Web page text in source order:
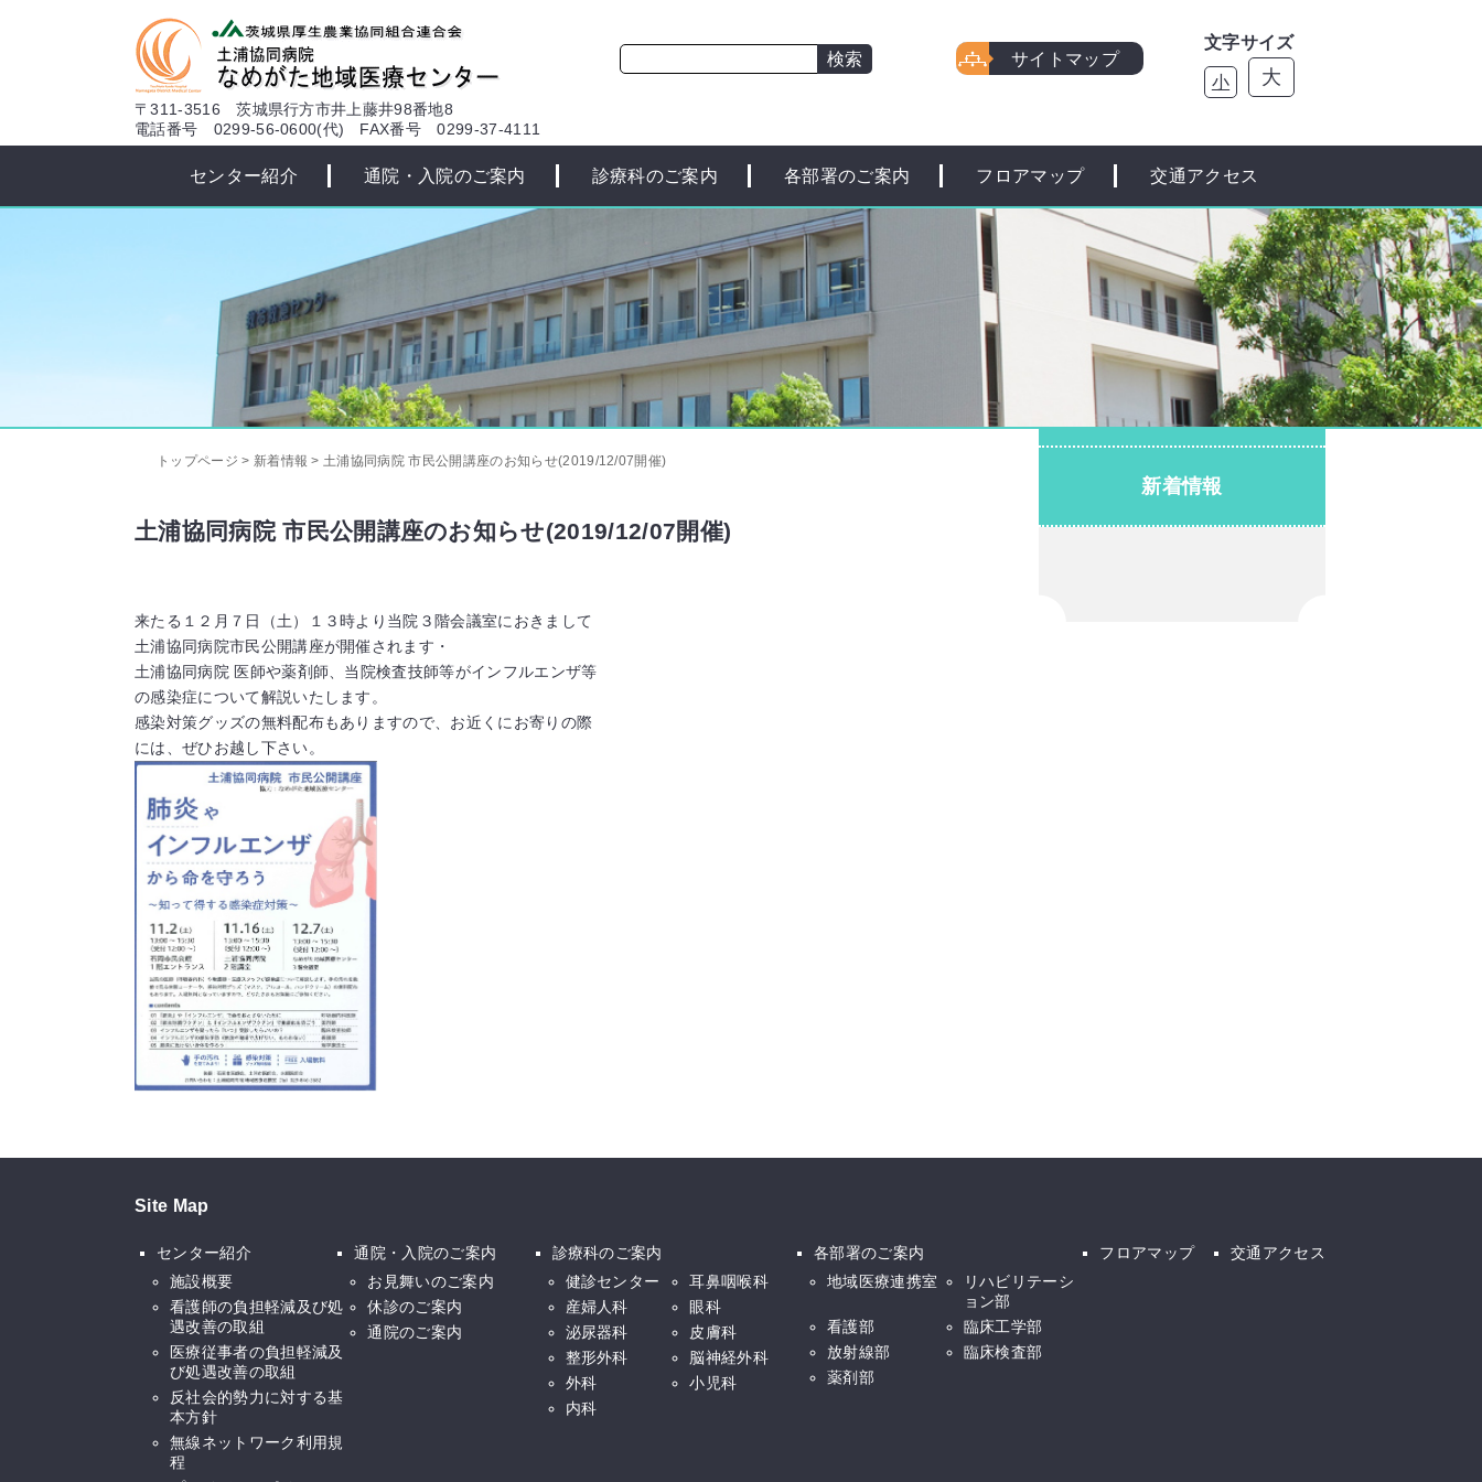
〒311-3516 茨城県行方市井上藤井98番地8
電話番号 0299-56-0600(代)
FAX番号 0299-37-4111
サイトマップ
文字サイズ
小 大
センター紹介 通院・入院のご案内 診療科のご案内 各部署のご案内 フロアマップ 交通アクセス
トップページ > 新着情報 >土浦協同病院 市民公開講座のお知らせ(2019/12/07開催)
土浦協同病院 市民公開講座のお知らせ(2019/12/07開催)
来たる１２月７日（土）１３時より当院３階会議室におきまして
土浦協同病院市民公開講座が開催されます・
土浦協同病院 医師や薬剤師、当院検査技師等がインフルエンザ等
の感染症について解説いたします。
感染対策グッズの無料配布もありますので、お近くにお寄りの際
には、ぜひお越し下さい。
新着情報
Site Map
センター紹介
施設概要
看護師の負担軽減及び処
遇改善の取組
医療従事者の負担軽減及
び処遇改善の取組
反社会的勢力に対する基
本方針
無線ネットワーク利用規
程
通院・入院のご案内
お見舞いのご案内
休診のご案内
通院のご案内
診療科のご案内
健診センター
耳鼻咽喉科
産婦人科
眼科
泌尿器科
皮膚科
整形外科
脳神経外科
外科
小児科
内科
各部署のご案内
地域医療連携室
リハビリテーシ
ョン部
看護部
臨床工学部
放射線部
臨床検査部
薬剤部
フロアマップ 交通アクセス